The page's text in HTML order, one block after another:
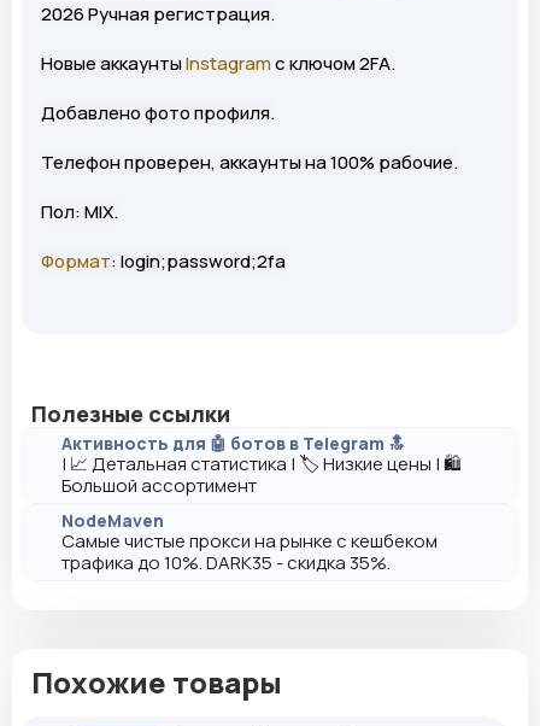
2026 Ручная регистрация.
Новые аккаунтыInstagramс ключом 2FA.
Добавлено фото профиля.
Телефон проверен, аккаунты на 100% рабочие.
Пол: MIX.
Формат: login;password;2fa
Полезные ссылки
Активность для 🤖 ботов в Telegram 🔝
| 📈 Детальная статистика | 🏷️ Низкие цены | 🛍️
Большой ассортимент
NodeMaven
Самые чистые прокси на рынке с кешбеком
трафика до 10%. DARK35 - скидка 35%.
Похожие товары